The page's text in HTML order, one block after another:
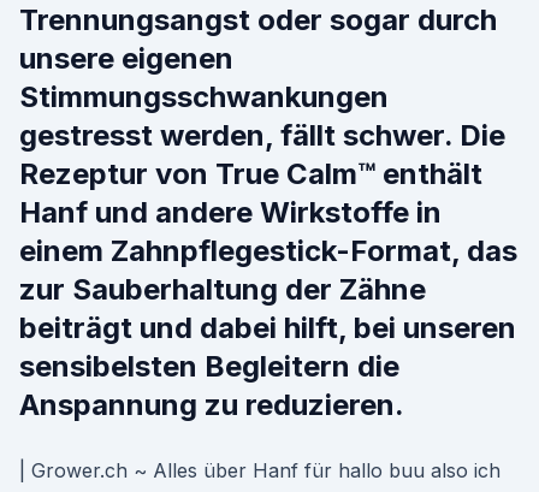
Trennungsangst oder sogar durch
unsere eigenen
Stimmungsschwankungen
gestresst werden, fällt schwer. Die
Rezeptur von True Calm™ enthält
Hanf und andere Wirkstoffe in
einem Zahnpflegestick-Format, das
zur Sauberhaltung der Zähne
beiträgt und dabei hilft, bei unseren
sensibelsten Begleitern die
Anspannung zu reduzieren.
| Grower.ch ~ Alles über Hanf für hallo buu also ich